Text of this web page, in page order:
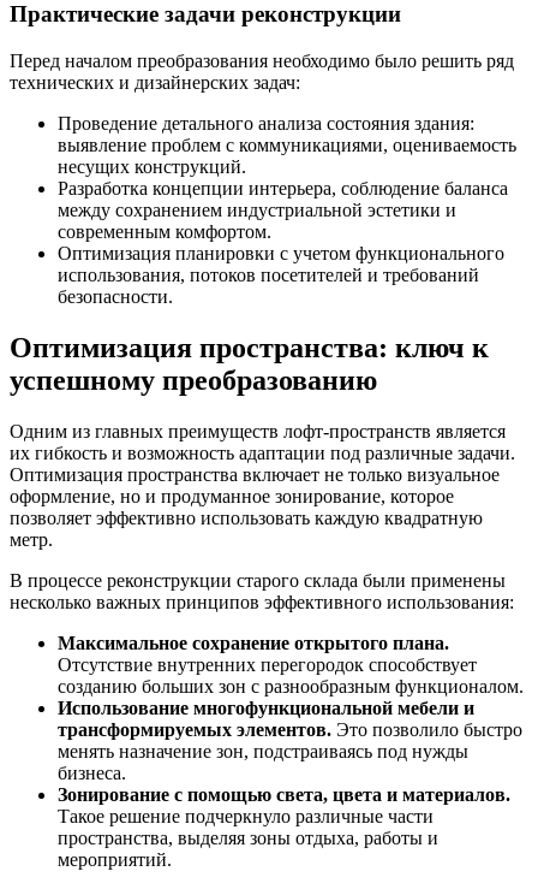
Практические задачи реконструкции
Перед началом преобразования необходимо было решить ряд
технических и дизайнерских задач:
Проведение детального анализа состояния здания:
выявление проблем с коммуникациями, оцениваемость
несущих конструкций.
Разработка концепции интерьера, соблюдение баланса
между сохранением индустриальной эстетики и
современным комфортом.
Оптимизация планировки с учетом функционального
использования, потоков посетителей и требований
безопасности.
Оптимизация пространства: ключ к
успешному преобразованию
Одним из главных преимуществ лофт-пространств является
их гибкость и возможность адаптации под различные задачи.
Оптимизация пространства включает не только визуальное
оформление, но и продуманное зонирование, которое
позволяет эффективно использовать каждую квадратную
метр.
В процессе реконструкции старого склада были применены
несколько важных принципов эффективного использования:
Максимальное сохранение открытого плана.
Отсутствие внутренних перегородок способствует
созданию больших зон с разнообразным функционалом.
Использование многофункциональной мебели и
трансформируемых элементов. Это позволило быстро
менять назначение зон, подстраиваясь под нужды
бизнеса.
Зонирование с помощью света, цвета и материалов.
Такое решение подчеркнуло различные части
пространства, выделяя зоны отдыха, работы и
мероприятий.